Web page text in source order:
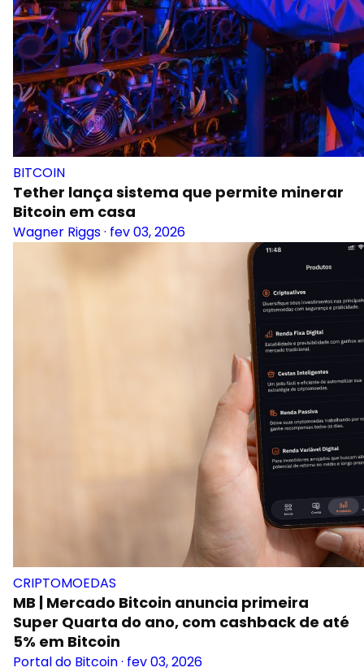
BITCOIN
Tether lança sistema que permite minerar
Bitcoin em casa
Wagner Riggs· fev 03, 2026
CRIPTOMOEDAS
MB | Mercado Bitcoin anuncia primeira
Super Quarta do ano, com cashback de até
5% em Bitcoin
Portal do Bitcoin· fev 03, 2026